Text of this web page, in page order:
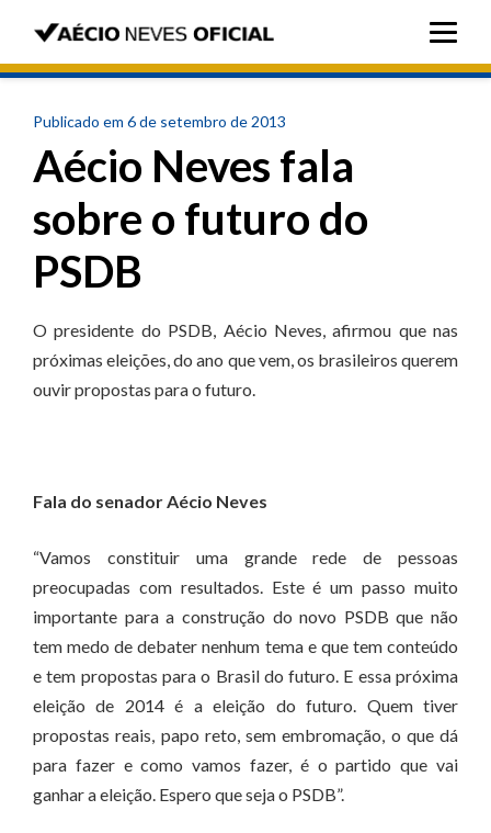
Publicado em 6 de setembro de 2013
Aécio Neves fala
sobre o futuro do
PSDB
O presidente do PSDB, Aécio Neves, afirmou que nas
próximas eleições, do ano que vem, os brasileiros querem
ouvir propostas para o futuro.
Fala do senador Aécio Neves
“Vamos constituir uma grande rede de pessoas
preocupadas com resultados. Este é um passo muito
importante para a construção do novo PSDB que não
tem medo de debater nenhum tema e que tem conteúdo
e tem propostas para o Brasil do futuro. E essa próxima
eleição de 2014 é a eleição do futuro. Quem tiver
propostas reais, papo reto, sem embromação, o que dá
para fazer e como vamos fazer, é o partido que vai
ganhar a eleição. Espero que seja o PSDB”.